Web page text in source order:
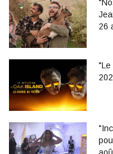
26
"Le